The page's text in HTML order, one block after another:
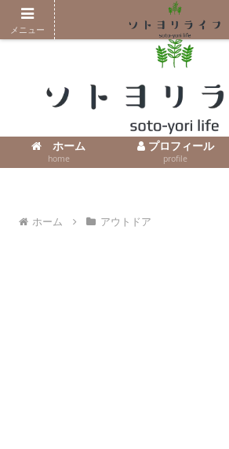
コンテンツへスキップ
ホーム
home
プロフィール
profile
ホーム アウトドア
メニュー